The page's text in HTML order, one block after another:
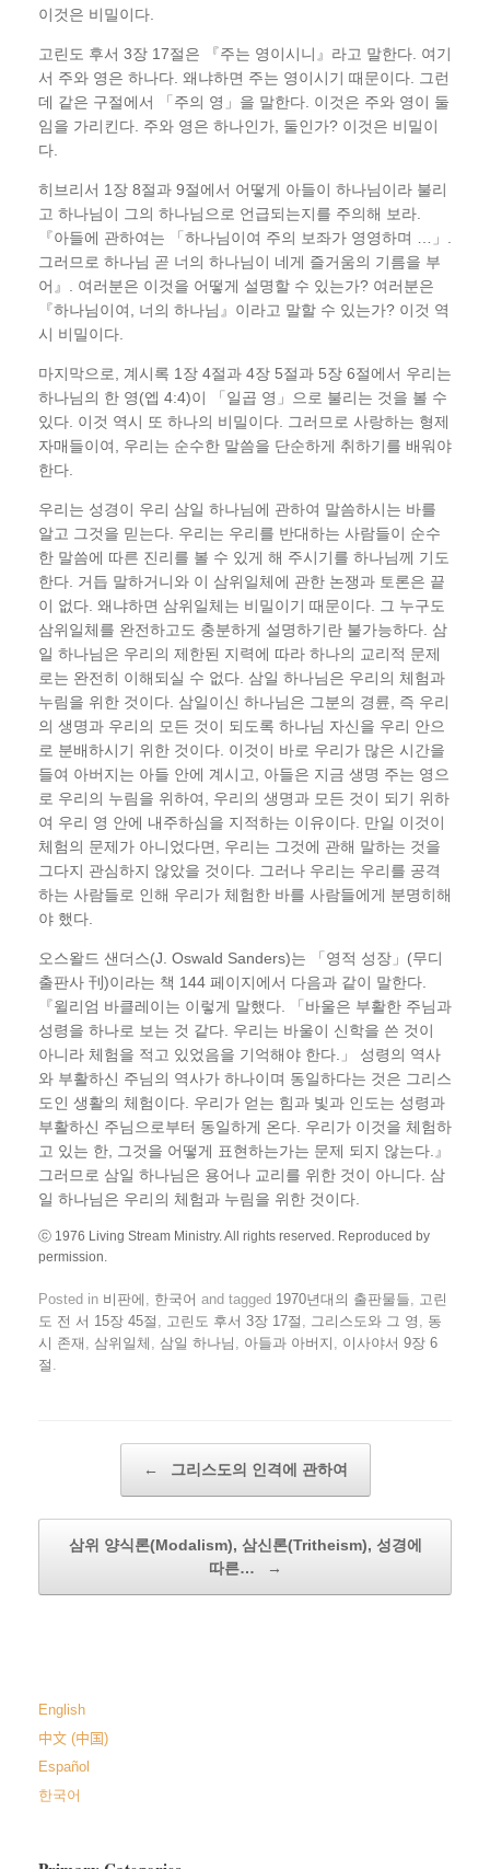
이것은 비밀이다.
고린도 후서 3장 17절은 『주는 영이시니』라고 말한다. 여기
서 주와 영은 하나다. 왜냐하면 주는 영이시기 때문이다. 그런
데 같은 구절에서 「주의 영」을 말한다. 이것은 주와 영이 둘
임을 가리킨다. 주와 영은 하나인가, 둘인가? 이것은 비밀이
다.
히브리서 1장 8절과 9절에서 어떻게 아들이 하나님이라 불리
고 하나님이 그의 하나님으로 언급되는지를 주의해 보라.
『아들에 관하여는 「하나님이여 주의 보좌가 영영하며 …」.
그러므로 하나님 곧 너의 하나님이 네게 즐거움의 기름을 부
어』. 여러분은 이것을 어떻게 설명할 수 있는가? 여러분은
『하나님이여, 너의 하나님』이라고 말할 수 있는가? 이것 역
시 비밀이다.
마지막으로, 계시록 1장 4절과 4장 5절과 5장 6절에서 우리는
하나님의 한 영(엡 4:4)이 「일곱 영」으로 불리는 것을 볼 수
있다. 이것 역시 또 하나의 비밀이다. 그러므로 사랑하는 형제
자매들이여, 우리는 순수한 말씀을 단순하게 취하기를 배워야
한다.
우리는 성경이 우리 삼일 하나님에 관하여 말씀하시는 바를
알고 그것을 믿는다. 우리는 우리를 반대하는 사람들이 순수
한 말씀에 따른 진리를 볼 수 있게 해 주시기를 하나님께 기도
한다. 거듭 말하거니와 이 삼위일체에 관한 논쟁과 토론은 끝
이 없다. 왜냐하면 삼위일체는 비밀이기 때문이다. 그 누구도
삼위일체를 완전하고도 충분하게 설명하기란 불가능하다. 삼
일 하나님은 우리의 제한된 지력에 따라 하나의 교리적 문제
로는 완전히 이해되실 수 없다. 삼일 하나님은 우리의 체험과
누림을 위한 것이다. 삼일이신 하나님은 그분의 경륜, 즉 우리
의 생명과 우리의 모든 것이 되도록 하나님 자신을 우리 안으
로 분배하시기 위한 것이다. 이것이 바로 우리가 많은 시간을
들여 아버지는 아들 안에 계시고, 아들은 지금 생명 주는 영으
로 우리의 누림을 위하여, 우리의 생명과 모든 것이 되기 위하
여 우리 영 안에 내주하심을 지적하는 이유이다. 만일 이것이
체험의 문제가 아니었다면, 우리는 그것에 관해 말하는 것을
그다지 관심하지 않았을 것이다. 그러나 우리는 우리를 공격
하는 사람들로 인해 우리가 체험한 바를 사람들에게 분명히해
야 했다.
오스왈드 샌더스(J. Oswald Sanders)는 「영적 성장」(무디
출판사 刊)이라는 책 144 페이지에서 다음과 같이 말한다.
『윌리엄 바클레이는 이렇게 말했다. 「바울은 부활한 주님과
성령을 하나로 보는 것 같다. 우리는 바울이 신학을 쓴 것이
아니라 체험을 적고 있었음을 기억해야 한다.」 성령의 역사
와 부활하신 주님의 역사가 하나이며 동일하다는 것은 그리스
도인 생활의 체험이다. 우리가 얻는 힘과 빛과 인도는 성령과
부활하신 주님으로부터 동일하게 온다. 우리가 이것을 체험하
고 있는 한, 그것을 어떻게 표현하는가는 문제 되지 않는다.』
그러므로 삼일 하나님은 용어나 교리를 위한 것이 아니다. 삼
일 하나님은 우리의 체험과 누림을 위한 것이다.
ⓒ 1976 Living Stream Ministry. All rights reserved. Reproduced by
permission.
Posted in 비판에 , 한국어 and tagged 1970년대의 출판물들, 고린
도 전 서 15장 45절 , 고린도 후서 3장 17절 , 그리스도와 그 영 , 동
시 존재 , 삼위일체 , 삼일 하나님 , 아들과 아버지 , 이사야서 9장 6
절 .
← 그리스도의 인격에 관하여
삼위 양식론(Modalism), 삼신론(Tritheism), 성경에
따른…
→
English
中文 (中国)
Español
한국어